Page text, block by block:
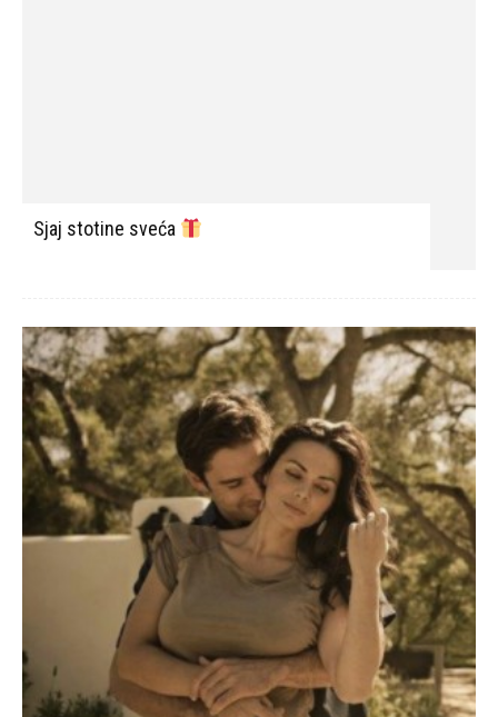
Dogovoreni brak
Rasplamsala vatra